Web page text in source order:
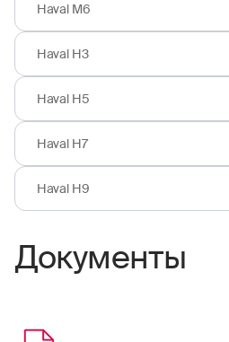
Haval M6
Haval H3
Haval H5
Haval H7
Haval H9
Документы